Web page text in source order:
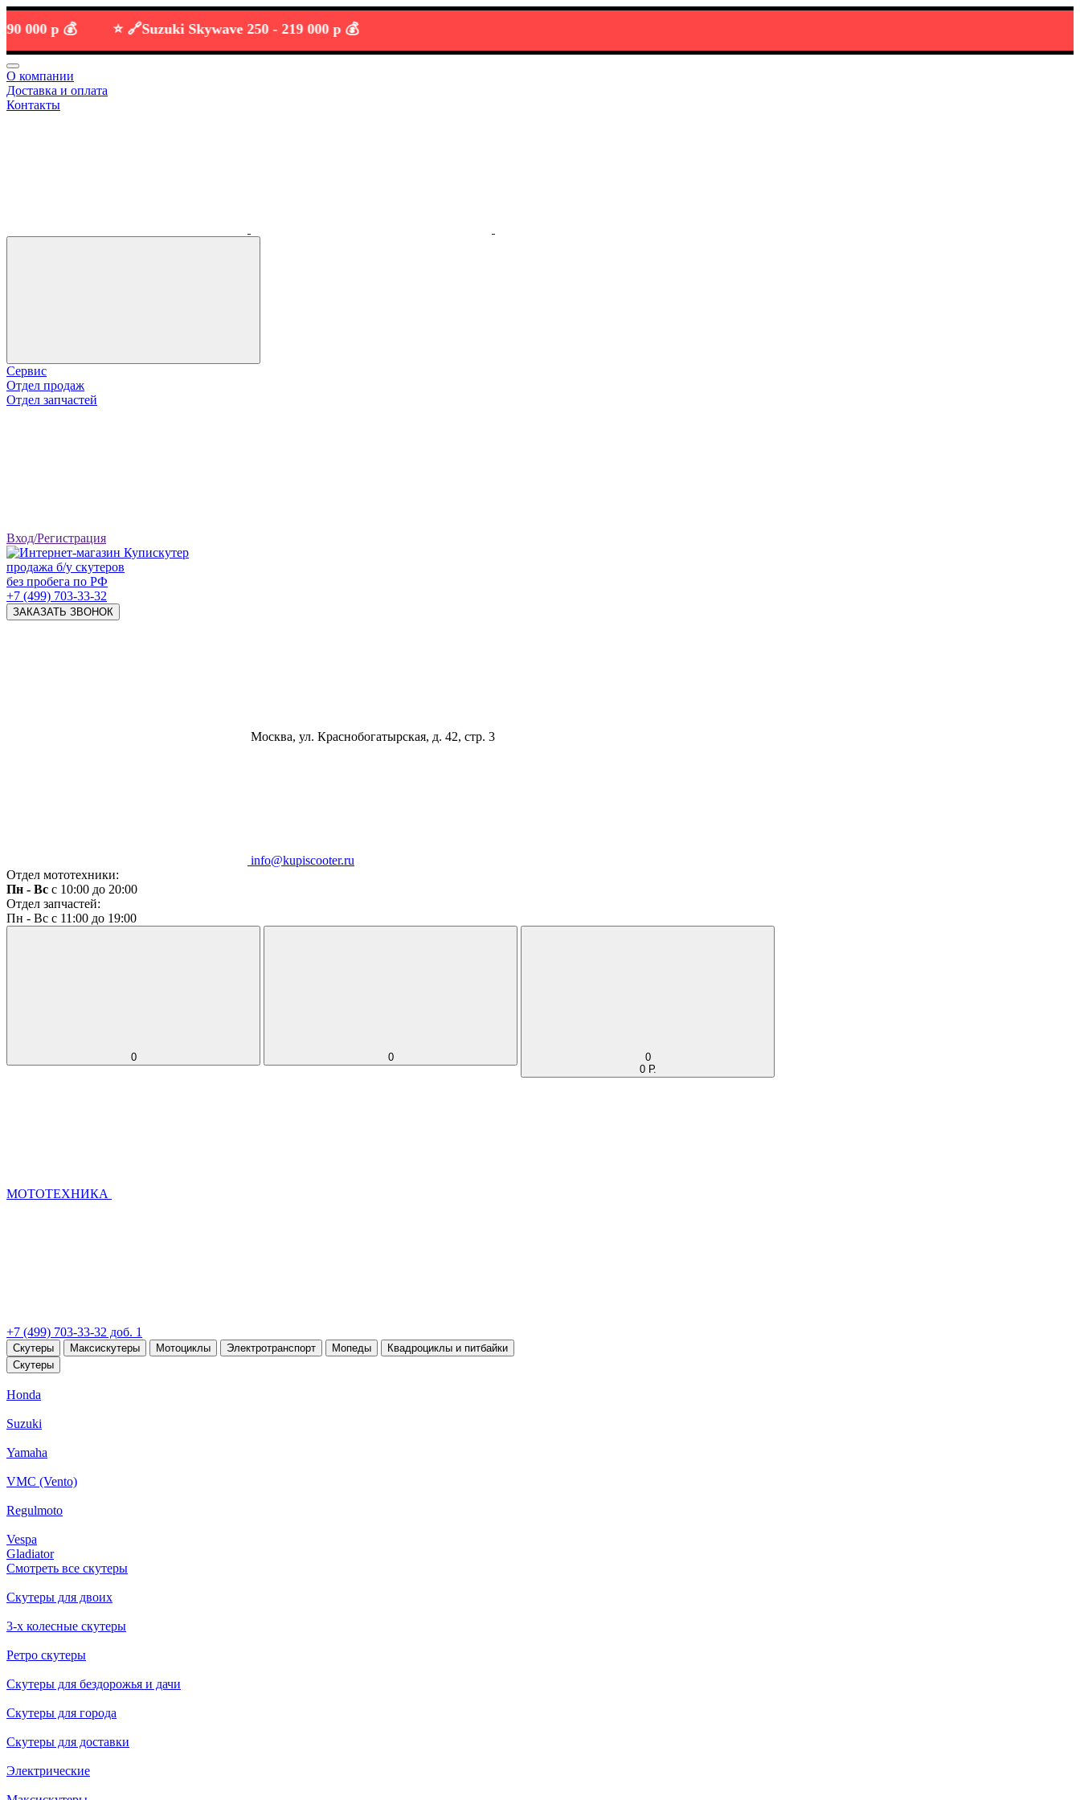
р 💰 Suzuki Skywave 250 -219 000 р 💰
О компании
Доставка и оплата
Контакты
Сервис
Отдел продаж
Отдел запчастей
Вход/Регистрация
продажа б/у скутеров
без пробега по РФ
+7 (499) 703-33-32
ЗАКАЗАТЬ ЗВОНОК
Москва, ул. Краснобогатырская, д. 42, стр. 3
info@kupiscooter.ru
Отдел мототехники:
Пн - Вс с 10:00 до 20:00
Отдел запчастей:
Пн - Вс с 11:00 до 19:00
0 0
0
0 Р.
МОТОТЕХНИКА
+7 (499) 703-33-32 доб. 1
Скутеры Максискутеры Мотоциклы Электротранспорт Мопеды
Квадроциклы и питбайки
Скутеры
Honda
Suzuki
Yamaha
VMC (Vento)
Regulmoto
Vespa
Gladiator
Смотреть все скутеры
Скутеры для двоих
3-х колесные скутеры
Ретро скутеры
Скутеры для бездорожья и дачи
Скутеры для города
Скутеры для доставки
Электрические